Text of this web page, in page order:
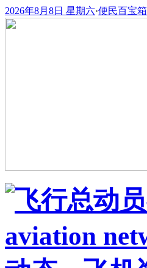
2026年8月8日 星期六·便民百宝箱